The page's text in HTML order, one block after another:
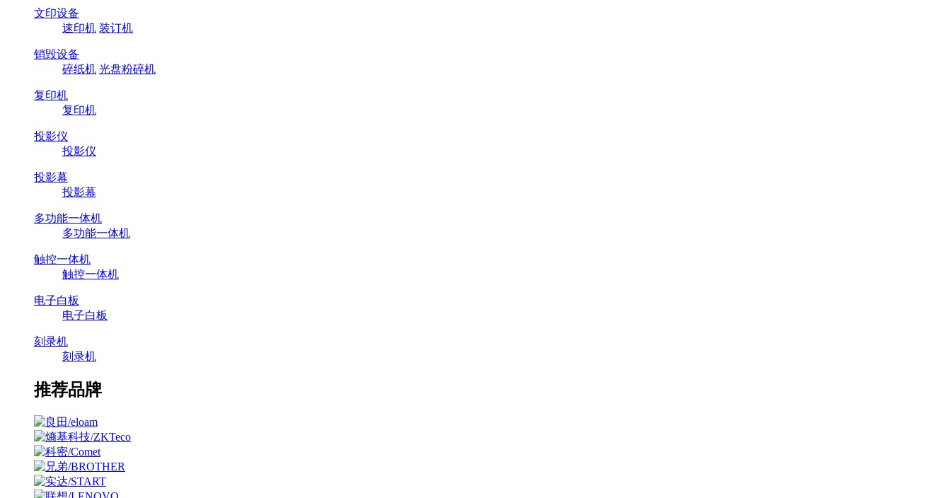
文印设备
速印机 装订机
销毁设备
碎纸机 光盘粉碎机
复印机
复印机
投影仪
投影仪
投影幕
投影幕
多功能一体机
多功能一体机
触控一体机
触控一体机
电子白板
电子白板
刻录机
刻录机
推荐品牌